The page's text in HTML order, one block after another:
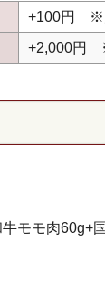
+100円 ※
+2,000円
モモ肉60g+